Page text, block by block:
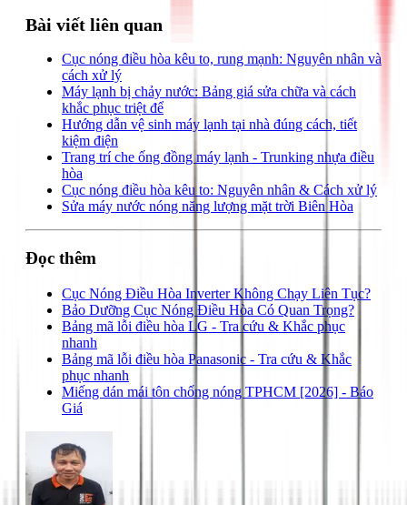
Bài viết liên quan
Cục nóng điều hòa kêu to, rung mạnh: Nguyên nhân và
cách xử lý
Máy lạnh bị chảy nước: Bảng giá sửa chữa và cách
khắc phục triệt để
Hướng dẫn vệ sinh máy lạnh tại nhà đúng cách, tiết
kiệm điện
Trang trí che ống đồng máy lạnh - Trunking nhựa điều
hòa
Cục nóng điều hòa kêu to: Nguyên nhân & Cách xử lý
Sửa máy nước nóng năng lượng mặt trời Biên Hòa
Đọc thêm
Cục Nóng Điều Hòa Inverter Không Chạy Liên Tục?
Bảo Dưỡng Cục Nóng Điều Hòa Có Quan Trọng?
Bảng mã lỗi điều hòa LG - Tra cứu & Khắc phục
nhanh
Bảng mã lỗi điều hòa Panasonic - Tra cứu & Khắc
phục nhanh
Miếng dán mái tôn chống nóng TPHCM [2026] - Báo
Giá